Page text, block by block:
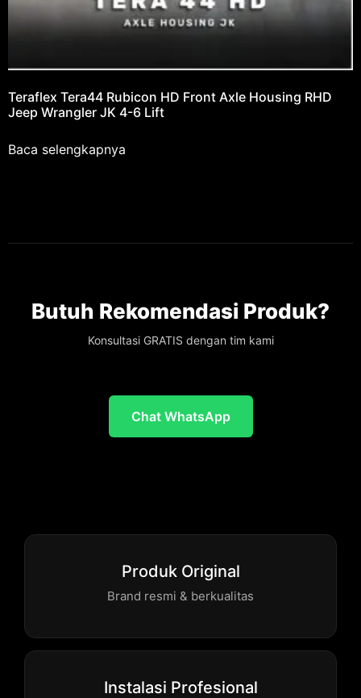
Teraflex Tera44 Rubicon HD Front Axle Housing RHD
Jeep Wrangler JK 4-6 Lift
Baca selengkapnya
Butuh Rekomendasi Produk?
Konsultasi GRATIS dengan tim kami
Chat WhatsApp
Produk Original
Brand resmi & berkualitas
Instalasi Profesional